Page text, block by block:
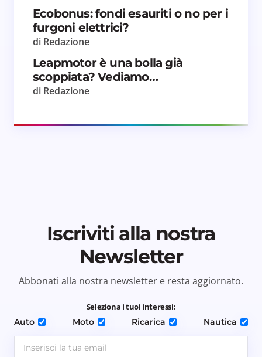
Ecobonus: fondi esauriti o no per i
furgoni elettrici?
di Redazione
Leapmotor è una bolla già
scoppiata? Vediamo…
di Redazione
Iscriviti alla nostra
Newsletter
Abbonati alla nostra newsletter e resta aggiornato.
Seleziona i tuoi interessi:
Auto
Moto Ricarica Nautica